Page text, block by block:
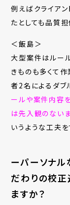
例えばクライア
たとしても品質
＜飯島＞
大型案件はルー
きものも多くて
者2名によるダブ
ールや案件内容
は先入観のない
いうような工夫を
ーパーソナル
だわりの校正
ますか？